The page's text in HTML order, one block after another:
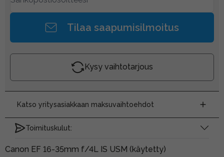
Tilaa saapumisilmoitus
Kysy vaihtotarjous
Katso yritysasiakkaan maksuvaihtoehdot
Toimituskulut:
Canon EF 16-35mm f/4L IS USM (käytetty)